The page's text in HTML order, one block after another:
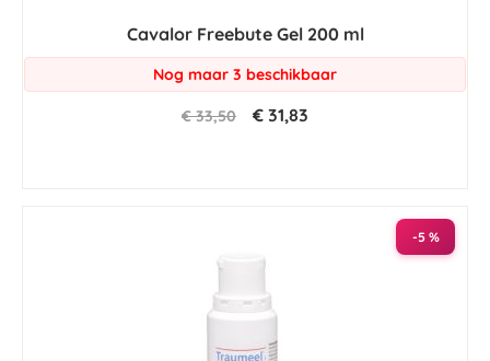
Cavalor Freebute Gel 200 ml
Nog maar 3 beschikbaar
€ 33,50 € 31,83
-5 %